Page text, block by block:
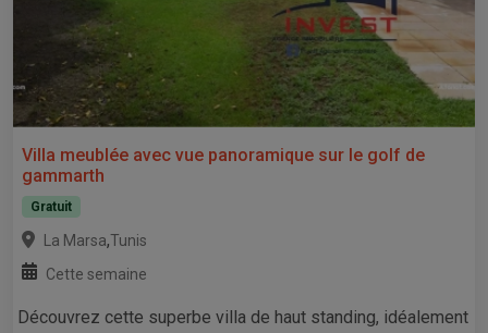
Villa meublée avec vue panoramique sur le golf de
gammarth
Gratuit
La Marsa,Tunis
Cette semaine
Découvrez cette superbe villa de haut standing, idéalement